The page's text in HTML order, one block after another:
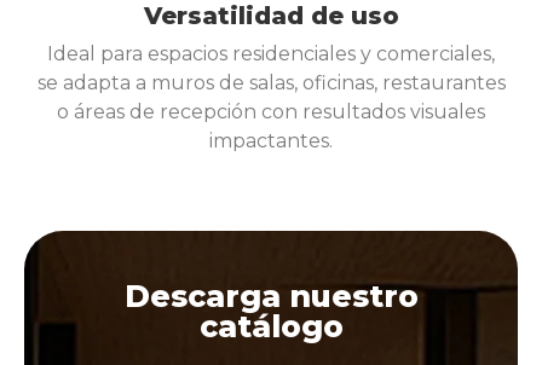
Versatilidad de uso
Ideal para espacios residenciales y comerciales,
se adapta a muros de salas, oficinas, restaurantes
o áreas de recepción con resultados visuales
impactantes.
Descarga nuestro
catálogo